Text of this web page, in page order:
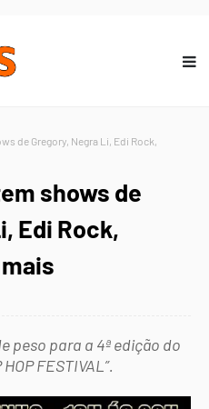
de Gregory, Negra Li, Edi Rock,
shows de
Edi Rock,
peso para a 4ª edição do
FESTIVAL”.